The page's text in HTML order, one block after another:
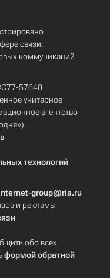
связи,
коммуникаций
57640
унитарное
агентство
технологий
group@ria.ru
и рекламы
обо всех
формой обратной